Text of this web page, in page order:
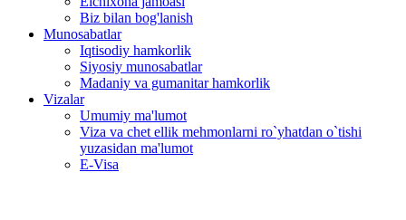
Biz bilan bog'lanish
Munosabatlar
Iqtisodiy hamkorlik
Siyosiy munosabatlar
Madaniy va gumanitar hamkorlik
Vizalar
Umumiy ma'lumot
Viza va chet ellik mehmonlarni ro`yhatdan o`tishi
yuzasidan ma'lumot
E-Visa